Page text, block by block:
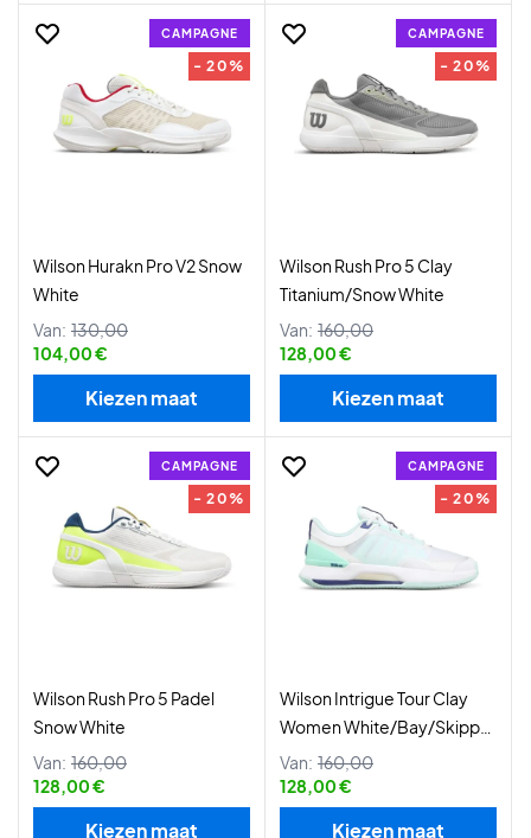
CAMPAGNE
- 20%
Wilson Hurakn Pro V2 Snow
White
Van: 130,00
104,00 €
Kiezen maat
CAMPAGNE
- 20%
Wilson Rush Pro 5 Clay
Titanium/Snow White
Van: 160,00
128,00 €
Kiezen maat
CAMPAGNE
- 20%
Wilson Rush Pro 5 Padel
Snow White
Van: 160,00
128,00 €
Kiezen maat
CAMPAGNE
- 20%
Wilson Intrigue Tour Clay
Women White/Bay/Skipper
Blue
Van: 160,00
128,00 €
Kiezen maat